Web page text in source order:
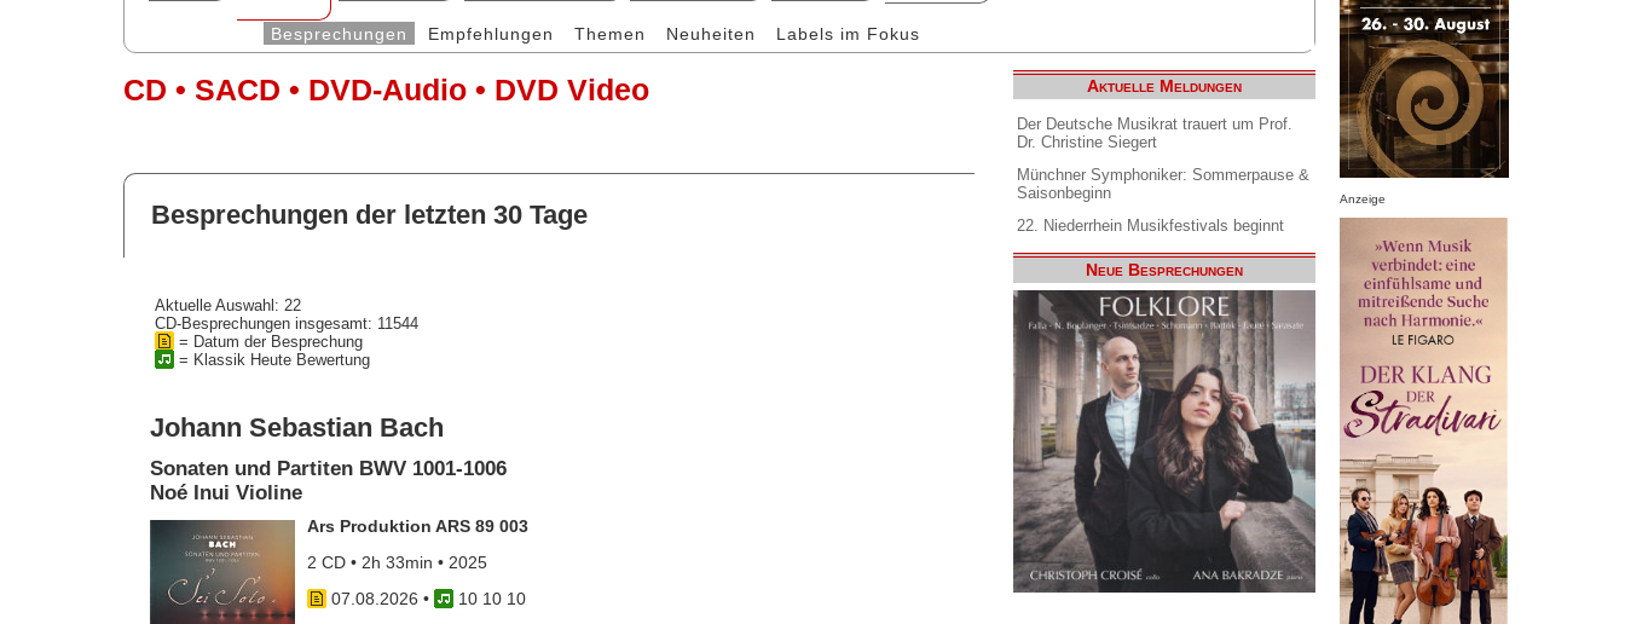
Besprechungen Empfehlungen Themen Neuheiten Labels im Fokus
CD • SACD • DVD-Audio • DVD Video
Besprechungen der letzten 30 Tage
Aktuelle Auswahl: 22
CD-Besprechungen insgesamt: 11544
= Datum der Besprechung
= Klassik Heute Bewertung
Johann Sebastian Bach
Sonaten und Partiten BWV 1001-1006
Noé Inui Violine
Ars Produktion ARS 89 003
2 CD • 2h 33min • 2025
07.08.2026 •
10 10 10
Aktuelle Meldungen
Der Deutsche Musikrat trauert um Prof.
Dr. Christine Siegert
Münchner Symphoniker: Sommerpause &
Saisonbeginn
22. Niederrhein Musikfestivals beginnt
Neue Besprechungen
Anzeige